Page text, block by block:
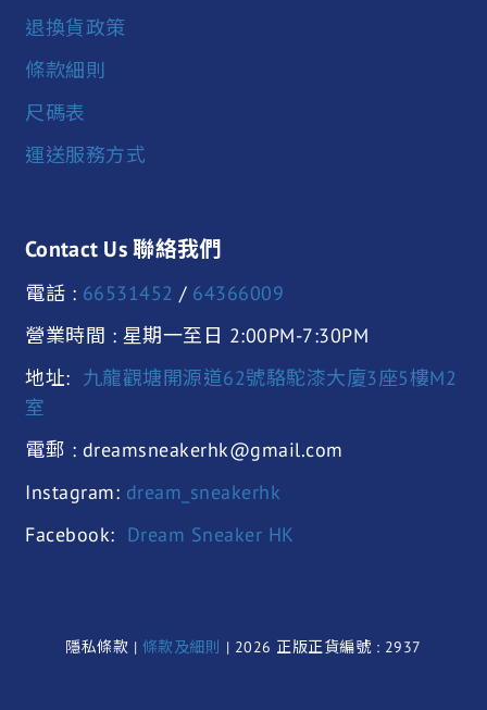
退換貨政策
條款細則
尺碼表
運送服務方式
Contact Us 聯絡我們
電話 : 66531452 / 64366009
營業時間 : 星期一至日 2:00PM-7:30PM
地址:
九龍觀塘開源道62號駱駝漆大廈3座5樓M2
室
電郵 : dreamsneakerhk@gmail.com
Instagram: dream_sneakerhk
Facebook: Dream Sneaker HK
隱私條款 | 條款及細則 | 2026 正版正貨編號 : 2937